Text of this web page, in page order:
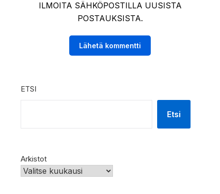
ILMOITA SÄHKÖPOSTILLA UUSISTA
POSTAUKSISTA.
ETSI
Etsi
Arkistot